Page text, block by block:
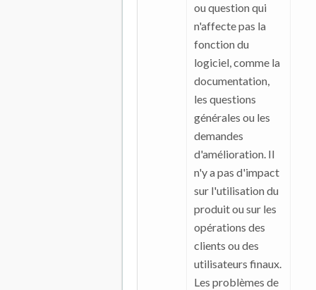
ou question qui
n'affecte pas la
fonction du
logiciel, comme la
documentation,
les questions
générales ou les
demandes
d'amélioration. Il
n'y a pas d'impact
sur l'utilisation du
produit ou sur les
opérations des
clients ou des
utilisateurs finaux.
Les problèmes de